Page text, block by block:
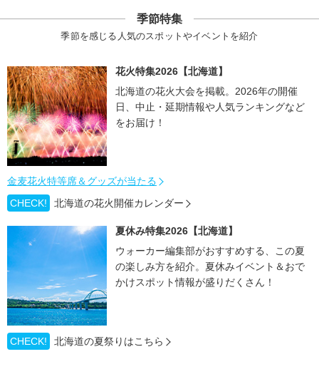
季節特集
季節を感じる人気のスポットやイベントを紹介
花火特集2026【北海道】
北海道の花火大会を掲載。2026年の開催
日、中止・延期情報や人気ランキングなど
をお届け！
金麦花火特等席＆グッズが当たる
CHECK!
北海道の花火開催カレンダー
夏休み特集2026【北海道】
ウォーカー編集部がおすすめする、この夏
の楽しみ方を紹介。夏休みイベント＆おで
かけスポット情報が盛りだくさん！
CHECK! 北海道の夏祭りはこちら